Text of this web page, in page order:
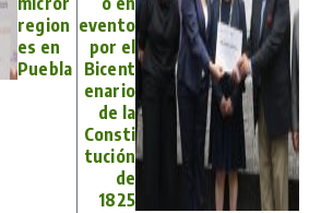
region
es en
Puebla
evento
por el
Bicent
enario
de la
Consti
tución
de
1825